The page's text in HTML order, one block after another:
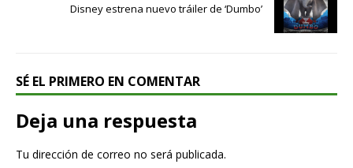
Disney estrena nuevo tráiler de ‘Dumbo’
SÉ EL PRIMERO EN COMENTAR
Deja una respuesta
Tu dirección de correo no será publicada.